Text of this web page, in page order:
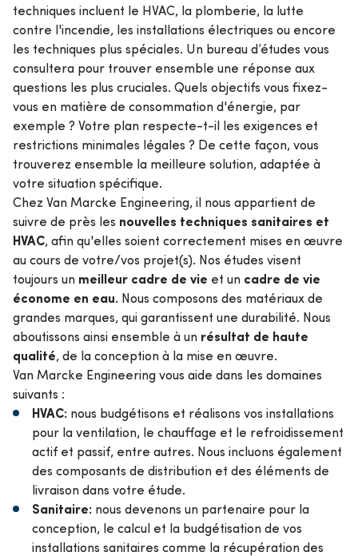
techniques incluent le HVAC, la plomberie, la lutte
contre l'incendie, les installations électriques ou encore
les techniques plus spéciales. Un bureau d’études vous
consultera pour trouver ensemble une réponse aux
questions les plus cruciales. Quels objectifs vous fixez-
vous en matière de consommation d'énergie, par
exemple ? Votre plan respecte-t-il les exigences et
restrictions minimales légales ? De cette façon, vous
trouverez ensemble la meilleure solution, adaptée à
votre situation spécifique.
Chez Van Marcke Engineering, il nous appartient de
suivre de près les nouvelles techniques sanitaires et
HVAC, afin qu'elles soient correctement mises en œuvre
au cours de votre/vos projet(s). Nos études visent
toujours un meilleur cadre de vie et un cadre de vie
économe en eau. Nous composons des matériaux de
grandes marques, qui garantissent une durabilité. Nous
aboutissons ainsi ensemble à un résultat de haute
qualité, de la conception à la mise en œuvre.
Van Marcke Engineering vous aide dans les domaines
suivants :
HVAC: nous budgétisons et réalisons vos installations
pour la ventilation, le chauffage et le refroidissement
actif et passif, entre autres. Nous incluons également
des composants de distribution et des éléments de
livraison dans votre étude.
Sanitaire: nous devenons un partenaire pour la
conception, le calcul et la budgétisation de vos
installations sanitaires comme la récupération des